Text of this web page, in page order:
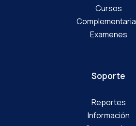
Cursos
Examenes
Soporte
Reportes
Información